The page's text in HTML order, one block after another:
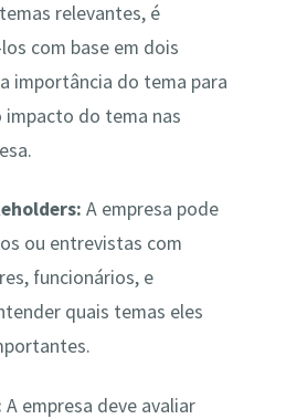
relevantes, é
com base em dois
importância do tema para
impacto do tema nas
A empresa pode
ou entrevistas com
funcionários, e
quais temas eles
A empresa deve avaliar